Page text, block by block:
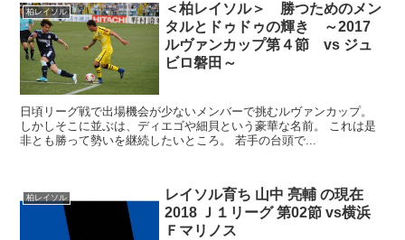
柏レイソル
＜柏レイソル＞ 勝つためのメン
タルとドゥドゥの輝き ～2017
ルヴァンカップ第４節 vs ジュ
ビロ磐田～
日頃リーグ戦で出場機会が少ないメンバーで挑むルヴァンカップ。
しかしそこに並ぶは、ディエゴや細貝という豪華な名前。 これは是
非とも勝って勢いを継続したいところ。 若手の台頭で...
柏レイソル
レイソル育ち 山中 亮輔 の現在
2018 Ｊ１リーグ 第02節 vs横浜
Ｆマリノス